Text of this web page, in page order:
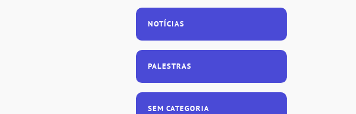
NOTÍCIAS
PALESTRAS
SEM CATEGORIA